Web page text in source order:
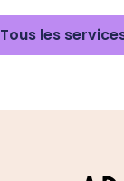
Tous les